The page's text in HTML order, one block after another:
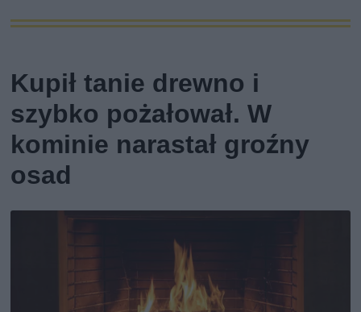
Kupił tanie drewno i
szybko pożałował. W
kominie narastał groźny
osad